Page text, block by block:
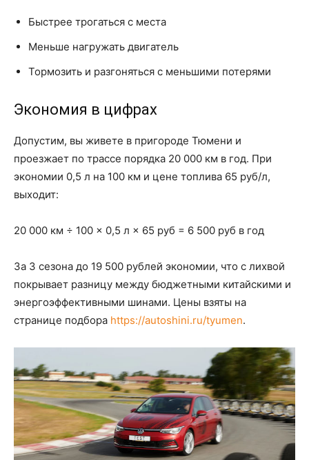
Быстрее трогаться с места
Меньше нагружать двигатель
Тормозить и разгоняться с меньшими потерями
Экономия в цифрах
Допустим, вы живете в пригороде Тюмени и
проезжает по трассе порядка 20 000 км в год. При
экономии 0,5 л на 100 км и цене топлива 65 руб/л,
выходит:
20 000 км ÷ 100 × 0,5 л × 65 руб = 6 500 руб в год
За 3 сезона до 19 500 рублей экономии, что с лихвой
покрывает разницу между бюджетными китайскими и
энергоэффективными шинами. Цены взяты на
странице подбора https://autoshini.ru/tyumen.